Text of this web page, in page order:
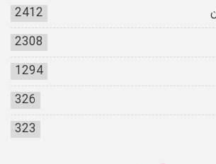
2412
2308
1294
326
323